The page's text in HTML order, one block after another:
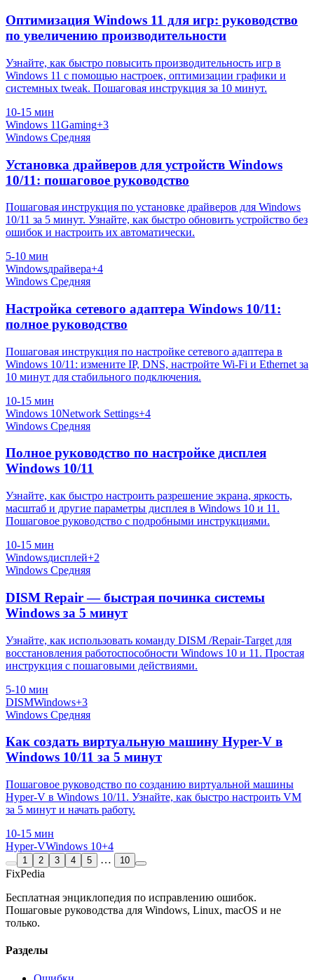
Оптимизация Windows 11 для игр: руководство
по увеличению производительности
Узнайте, как быстро повысить производительность игр в
Windows 11 с помощью настроек, оптимизации графики и
системных tweak. Пошаговая инструкция за 10 минут.
10-15 мин
Windows 11Gaming+3
Windows Средняя
Установка драйверов для устройств Windows
10/11: пошаговое руководство
Пошаговая инструкция по установке драйверов для Windows
10/11 за 5 минут. Узнайте, как быстро обновить устройство без
ошибок и настроить их автоматически.
5-10 мин
Windowsдрайвера+4
Windows Средняя
Настройка сетевого адаптера Windows 10/11:
полное руководство
Пошаговая инструкция по настройке сетевого адаптера в
Windows 10/11: измените IP, DNS, настройте Wi-Fi и Ethernet за
10 минут для стабильного подключения.
10-15 мин
Windows 10Network Settings+4
Windows Средняя
Полное руководство по настройке дисплея
Windows 10/11
Узнайте, как быстро настроить разрешение экрана, яркость,
масштаб и другие параметры дисплея в Windows 10 и 11.
Пошаговое руководство с подробными инструкциями.
10-15 мин
Windowsдисплей+2
Windows Средняя
DISM Repair — быстрая починка системы
Windows за 5 минут
Узнайте, как использовать команду DISM /Repair-Target для
восстановления работоспособности Windows 10 и 11. Простая
инструкция с пошаговыми действиями.
5-10 мин
DISMWindows+3
Windows Средняя
Как создать виртуальную машину Hyper-V в
Windows 10/11 за 5 минут
Пошаговое руководство по созданию виртуальной машины
Hyper-V в Windows 10/11. Узнайте, как быстро настроить VM
за 5 минут и начать работу.
10-15 мин
Hyper-VWindows 10+4
1 2 3 4 5 … 10
FixPedia
Бесплатная энциклопедия по исправлению ошибок.
Пошаговые руководства для Windows, Linux, macOS и не
только.
Разделы